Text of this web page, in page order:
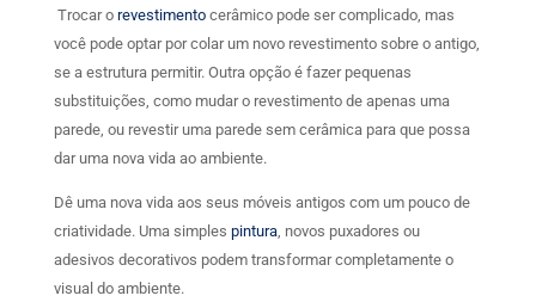
Trocar orevestimentocerâmico pode ser complicado, mas
você pode optar por colar um novo revestimento sobre o antigo,
se a estrutura permitir. Outra opção é fazer pequenas
substituições, como mudar o revestimento de apenas uma
parede, ou revestir uma parede sem cerâmica para que possa
dar uma nova vida ao ambiente.
Dê uma nova vida aos seus móveis antigos com um pouco de
criatividade. Uma simples pintura, novos puxadores ou
adesivos decorativos podem transformar completamente o
visual do ambiente.